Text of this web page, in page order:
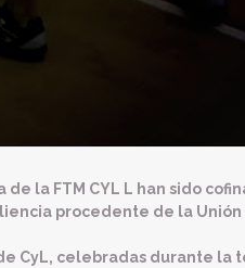
la FTM CYL L han sido
procedente de la Unión
CyL, celebradas durante la